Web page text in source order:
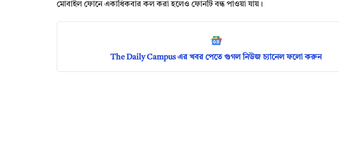
মোবাইল ফোনে একাধিকবার কল করা হলেও ফোনটি বন্ধ পাওয়া যায়।
The Daily Campus এর খবর পেতে গুগল নিউজ চ্যানেল ফলো করুন